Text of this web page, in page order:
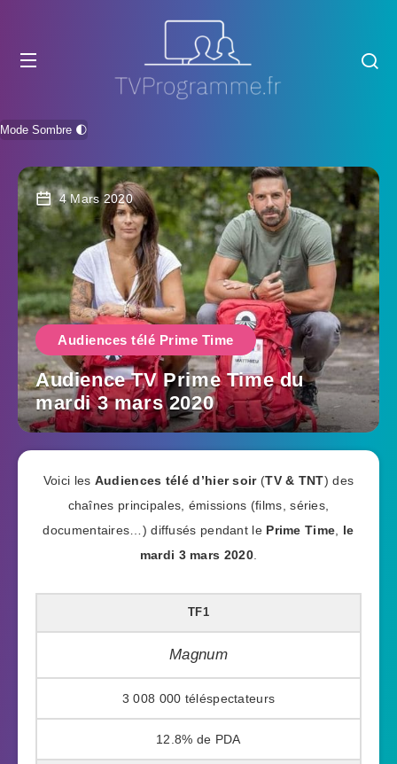
Mode Sombre 🌓
4 Mars 2020
Audiences télé Prime Time
Audience TV Prime Time du
mardi 3 mars 2020
Voici les Audiences télé d’hier soir(TV & TNT) des
chaînes principales, émissions (films, séries,
documentaires…) diffusés pendant le Prime Time
le
mardi 3 mars 2020.
TF1
Magnum
3 008 000
12.8%